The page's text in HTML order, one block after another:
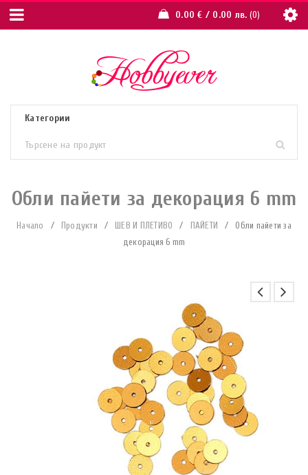
0.00€ / 0.00 лв. 0
Обли пайети за декорация 6 mm
Начало / Продукти / ШЕВ И ПЛЕТИВО / ПАЙЕТИ /
Обли пайети за
декорация 6 mm